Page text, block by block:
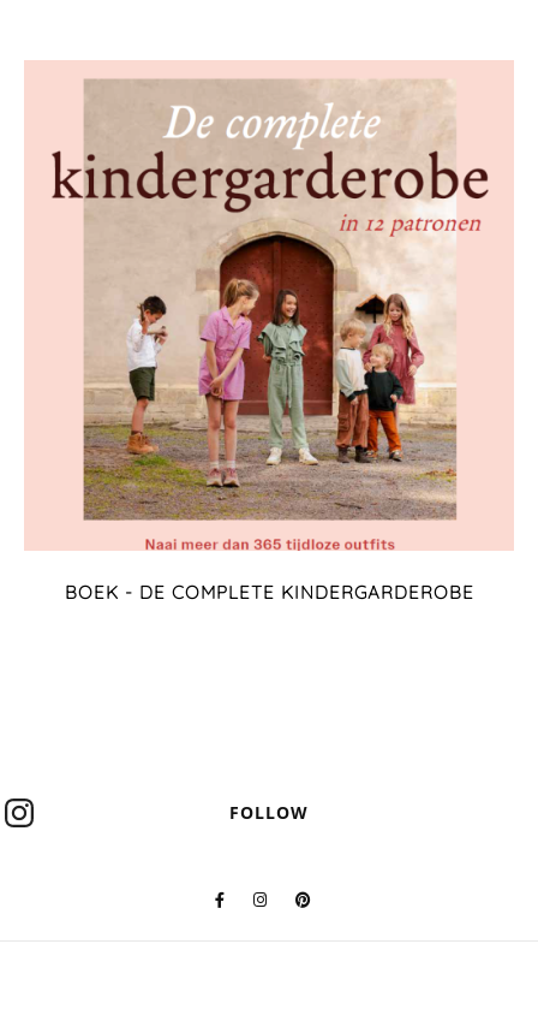
BOEK - DE COMPLETE KINDERGARDEROBE
FOLLOW